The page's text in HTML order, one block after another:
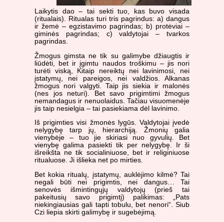
Laikytis dao – tai sekti tuo, kas buvo visada
(ritualais). Ritualas turi tris pagrindus: a) dangus
ir žemė – egzistavimo pagrindas; b) protėviai –
giminės pagrindas; c) valdytojai – tvarkos
pagrindas.
Žmogus gimsta ne tik su galimybe džiaugtis ir
liūdėti, bet ir įgimtu naudos troškimu – jis nori
turėti viską, Kitaip nereiktų nei lavinimosi, nei
įstatymų, nei pareigos, nei valdžios. Alkanas
žmogus nori valgyti. Taip jis siekia ir malonės
(nes jos neturi). Bet savo prigimtimi žmogus
nemandagus ir nenuolaidus. Tačiau visuomenėje
jis taip nesielgia – tai pasiekiama dėl lavinimo.
Iš prigimties visi žmonės lygūs. Valdytojai įvedė
nelygybę tarp jų, hierarchiją. Žmonių galia
vienybėje – tuo jie skiriasi nuo gyvulių. Bet
vienybę galima pasiekti tik per nelygybę. Ir ši
išreikšta ne tik socialiniuose, bet ir religiniuose
ritualuose. Ji išlieka net po mirties.
Bet kokia ritualų, įstatymų, auklėjimo kilmė? Tai
negali būti nei prigimtis, nei dangus… Tai
senovės išmintingųjų valdytojų (prieš tai
pakeitusių savo prigimtį) palikimas: „Pats
niekingiausias gali tapti tobulu, bet nenori“. Siub
Czi liepia skirti galimybę ir sugebėjimą.